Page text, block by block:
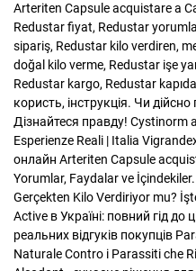
Arteriten Capsule acquistare a
Redustar fiyat, Redustar
sipariş, Redustar kilo verdiren,
doğal kilo verme, Redustar işe
Redustar kargo, Redustar
користь, інструкція. Чи
Дізнайтеся правду! Cystinorm
Esperienze Reali | Italia
онлайн Arteriten Capsule
Yorumlar, Faydalar ve
Gerçekten Kilo Verdiriyor mu?
Active в Україні: повний гід до
реальних відгуків покупців
Naturale Contro i Parassiti che